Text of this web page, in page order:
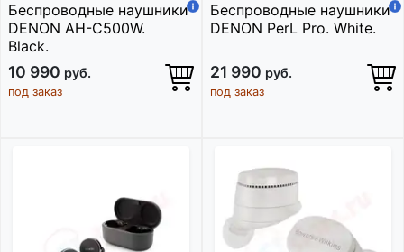
Беспроводные наушники
DENON AH-C500W.
Black.
10 990 руб.
под заказ
Беспроводные наушники
DENON PerL Pro. White.
21 990 руб.
под заказ